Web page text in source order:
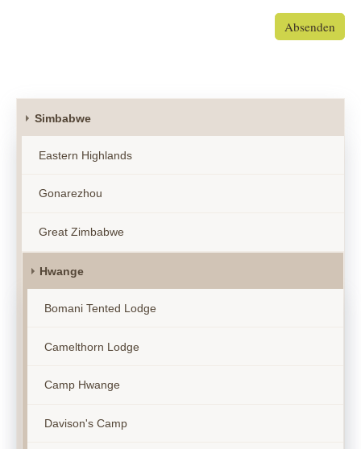
Absenden
Simbabwe
Eastern Highlands
Gonarezhou
Great Zimbabwe
Hwange
Bomani Tented Lodge
Camelthorn Lodge
Camp Hwange
Davison's Camp